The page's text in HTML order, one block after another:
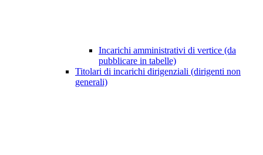
Incarichi amministrativi di vertice (da
pubblicare in tabelle)
Titolari di incarichi dirigenziali (dirigenti non
generali)